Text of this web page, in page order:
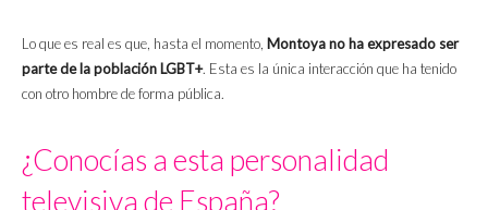
Lo que es real es que, hasta el momento, Montoya no ha expresado ser
parte de la población LGBT+. Esta es la única interacción que ha tenido
con otro hombre de forma pública.
¿Conocías a esta personalidad
televisiva de España?